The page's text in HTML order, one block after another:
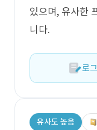
있으며, 유사한
니다.
로
유사도 높음